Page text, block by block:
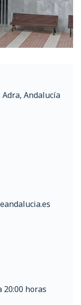
Adra, Andalucía
20:00 horas